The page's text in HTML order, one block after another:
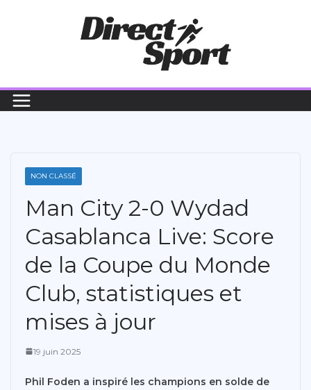
NON CLASSÉ
Man City 2-0 Wydad
Casablanca Live: Score
de la Coupe du Monde
Club, statistiques et
mises à jour
19 juin 2025
Phil Foden a inspiré les champions en solde de